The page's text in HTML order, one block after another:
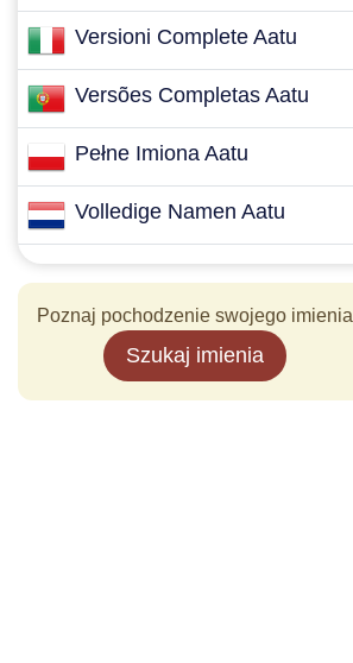
Versioni Complete Aatu
Versões Completas Aatu
Pełne Imiona Aatu
Volledige Namen Aatu
Poznaj pochodzenie swojego imienia
Szukaj imienia